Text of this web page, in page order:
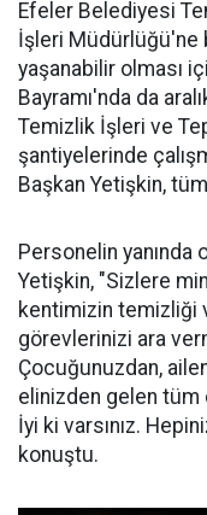
Efeler Belediyesi
İşleri Müdürlüğü'ne
yaşanabilir olması
Bayramı'nda da
Temizlik İşleri ve
şantiyelerinde
Başkan Yetişkin,
Personelin yanında
Yetişkin, "Sizlere
kentimizin temizliği
görevlerinizi ara
Çocuğunuzdan,
elinizden gelen tüm
İyi ki varsınız.
konuştu.